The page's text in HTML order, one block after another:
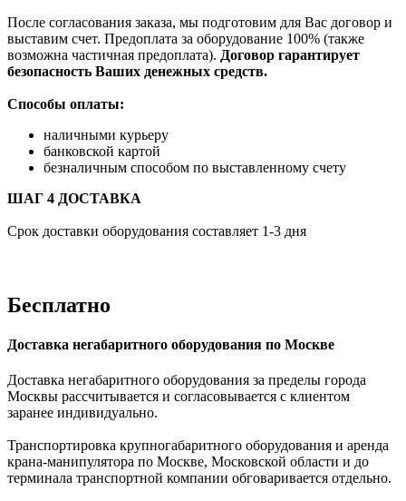
После согласования заказа, мы подготовим для Вас договор и
выставим счет. Предоплата за оборудование 100% (также
возможна частичная предоплата). Договор гарантирует
безопасность Ваших денежных средств.
Способы оплаты:
наличными курьеру
банковской картой
безналичным способом по выставленному счету
ШАГ 4 ДОСТАВКА
Срок доставки оборудования составляет 1-3 дня
Бесплатно
Доставка негабаритного оборудования по Москве
Доставка негабаритного оборудования за пределы города
Москвы рассчитывается и согласовывается с клиентом
заранее индивидуально.
Транспортировка крупногабаритного оборудования и аренда
крана-манипулятора по Москве, Московской области и до
терминала транспортной компании обговаривается отдельно.